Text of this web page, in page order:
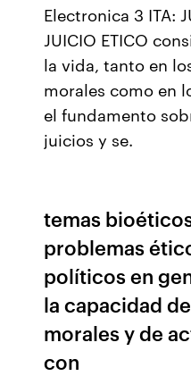
Electronica 3 ITA:
JUICIO ETICO
la vida, tanto en
morales como en
el fundamento
juicios y se.
temas
problemas
políticos en
la capacidad
morales y de
con